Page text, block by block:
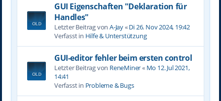
GUI Eigenschaften "Deklaration für
Handles"
Letzter Beitrag von A-Jay«Di 26. Nov 2024, 19:42
Verfasst in Hilfe & Unterstützung
GUI-editor fehler beim ersten control
Letzter Beitrag von ReneMiner« Mo 12. Jul 2021,
14:41
Verfasst in Probleme & Bugs